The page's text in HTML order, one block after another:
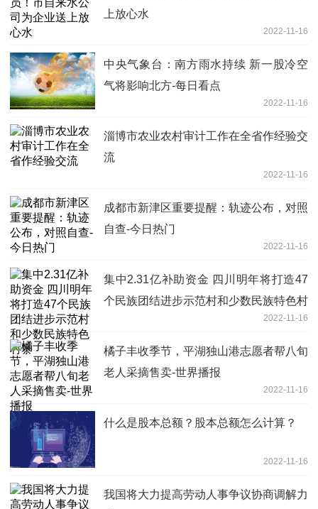
上放心水
2022-11-16
中央气象台：南方雨水持续 新一股冷空
气将影响北方-每日看点
2022-11-16
淄博市农业农村审计工作在全省作经验交
流
2022-11-16
成都市新津区重要提醒：轨迹公布，对照
自查-今日热门
2022-11-16
集中2.31亿补助资金 四川明年将打造47
个民族团结进步示范村和少数民族特色村
2022-11-16
橘子丰收季节，平湖独山港志愿者帮八旬
老人采摘售卖-世界播报
2022-11-16
什么是股本总额？股本总额怎么计算？
2022-11-16
我国将大力提高劳动人事争议协商调解力